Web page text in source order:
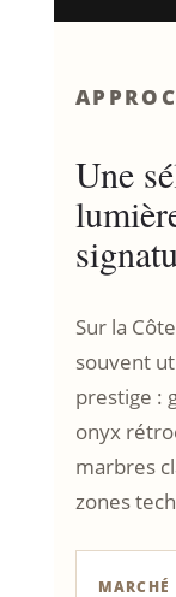
Une
Sur la
souvent
prestige :
onyx
marbres
zones
MARCHÉ